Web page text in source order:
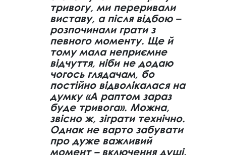
тривогу, ми переривали
виставу, а після відбою –
розпочинали грати з
певного моменту. Ще й
тому мала неприємне
відчуття, ніби не додаю
чогось глядачам, бо
постійно відволікалася на
думку «А раптом зараз
буде тривога». Можна,
звісно ж, зіграти технічно.
Однак не варто забувати
про дуже важливий
момент – включення душі.